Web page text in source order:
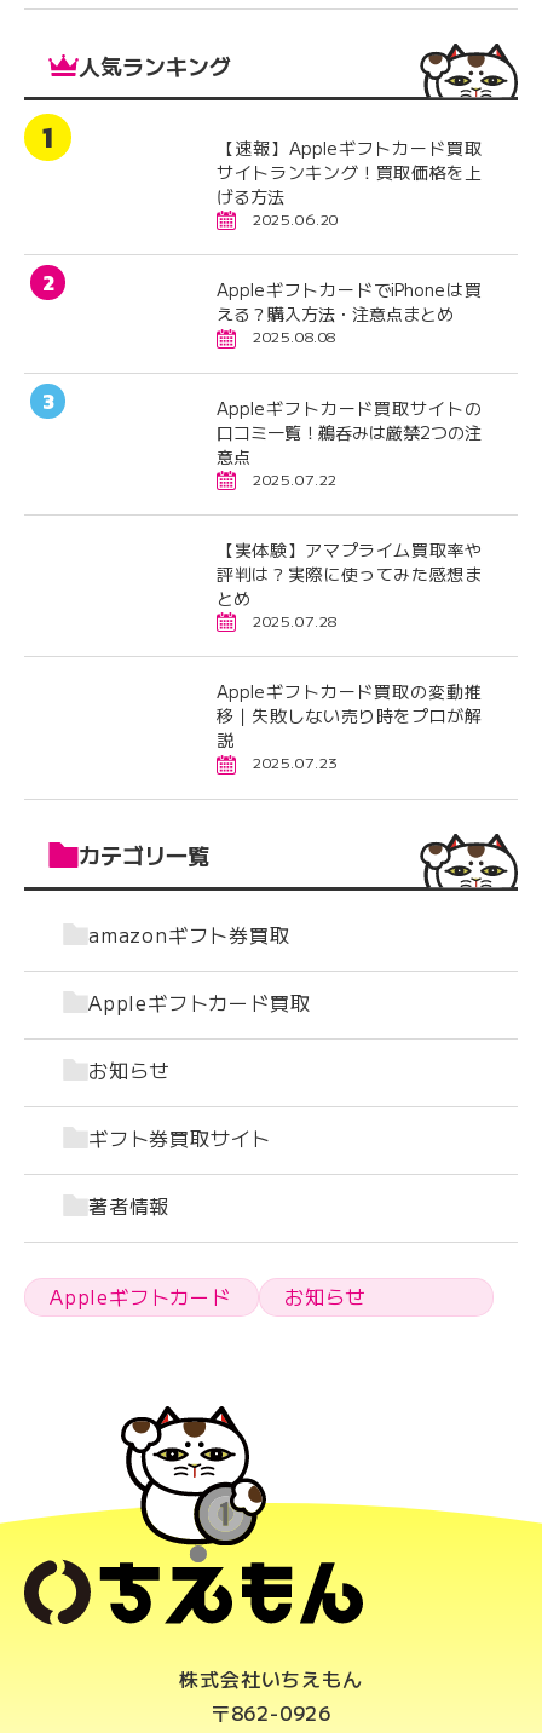
人気ランキング
【速報】Appleギフトカード買取
サイトランキング！買取価格を上
げる方法
2025.06.20
AppleギフトカードでiPhoneは買
える？購入方法・注意点まとめ
2025.08.08
Appleギフトカード買取サイトの
口コミ一覧！鵜呑みは厳禁2つの注
意点
2025.07.22
【実体験】アマプライム買取率や
評判は？実際に使ってみた感想ま
とめ
2025.07.28
Appleギフトカード買取の変動推
移｜失敗しない売り時をプロが解
説
2025.07.23
カテゴリ一覧
amazonギフト券買取
Appleギフトカード買取
お知らせ
ギフト券買取サイト
著者情報
Appleギフトカード お知らせ
株式会社いちえもん
〒862-0926